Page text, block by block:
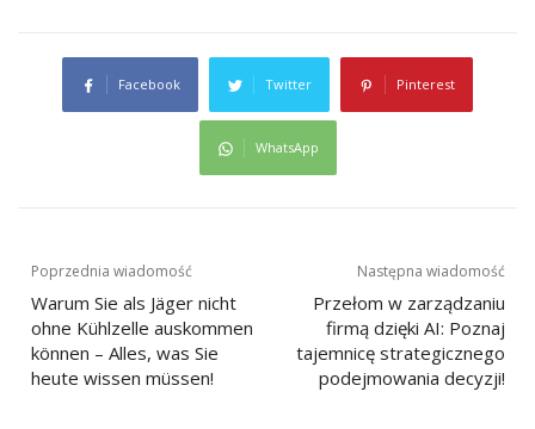
Facebook Twitter Pinterest
WhatsApp
Nawigacja
wpisu
Poprzednia wiadomość
Warum Sie als Jäger nicht
ohne Kühlzelle auskommen
können – Alles, was Sie
heute wissen müssen!
Następna wiadomość
Przełom w zarządzaniu
firmą dzięki AI: Poznaj
tajemnicę strategicznego
podejmowania decyzji!